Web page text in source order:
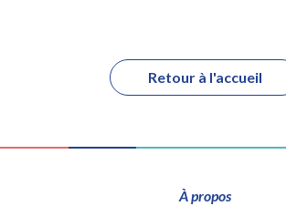
Retour à l'accueil
À propos